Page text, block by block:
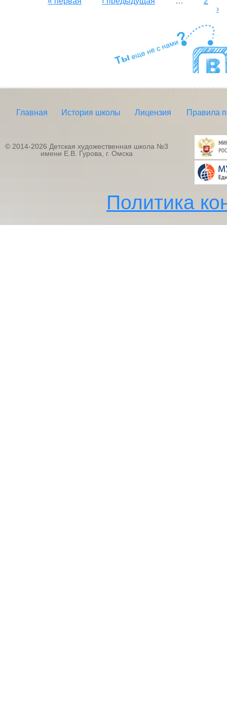
›
Главная История школы Лицензия Правила
© 2014-2026 Детская художественная школа №3
имени Е.В. Гурова, г. Омска
Политика